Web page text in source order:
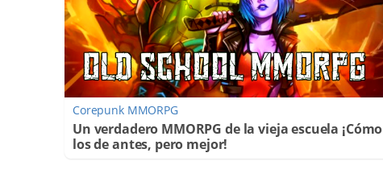
Corepunk MMORPG
Un verdadero MMORPG de la vieja escuela ¡Cómo
los de antes, pero mejor!